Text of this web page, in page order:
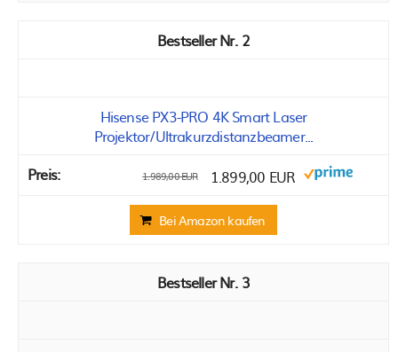
2
Hisense PX3-PRO 4K Smart Laser
Projektor/Ultrakurzdistanzbeamer...
1.989,00 EUR 1.899,00 EUR
Bei Amazon kaufen
3